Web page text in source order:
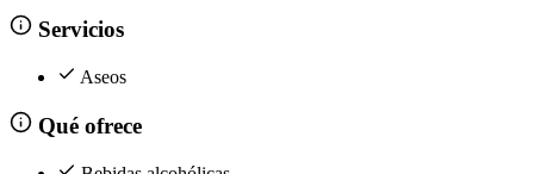
Servicios
Aseos
Qué ofrece